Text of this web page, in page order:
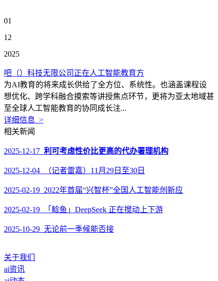
01
12
2025
吧（）科技无限公司正在人工智能教育方
为AI教育的将来成长供给了全方位、系统性。也涵盖课程设
想优化、跨学科融合摸索等讲授焦点环节，更将为亚太地域甚
至全球人工智能教育的协同成长注...
详细信息 >
相关新闻
2025-12-17 利可考虑性价比更高的代办署理机构
2025-12-04 （记者雷嘉）11月29日至30日
2025-02-19 2022年首届“兴智杯”全国人工智能创新应
2025-02-19 「鲶鱼」DeepSeek 正在搅动上下游
2025-10-29 无论前一季候能否接
关于我们
ai资讯